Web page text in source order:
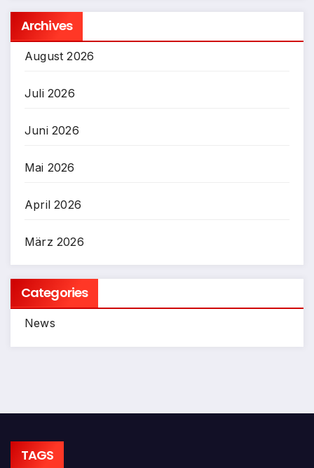
Archives
August 2026
Juli 2026
Juni 2026
Mai 2026
April 2026
März 2026
Categories
News
TAGS